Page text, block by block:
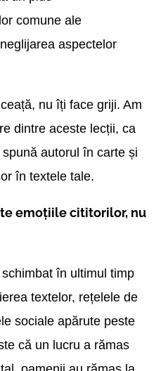
comune ale
aspectelor
nu îți face griji. Am
dintre aceste lecții, ca
autorul în carte și
în textele tale.
emoțiile cititorilor, nu
în ultimul timp
textelor, rețelele de
sociale apărute peste
că un lucru a rămas